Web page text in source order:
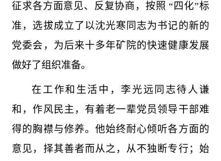
征求各方面意见、反复协商，按照 “四化”标
准，选拔成立了以沈光寒同志为书记的新的
党委会，为后来十多年矿院的快速健康发展
做好了组织准备。
在工作和生活中，李光远同志待人谦
和，作风民主，有着老一辈党员领导干部难
得的胸襟与修养。他始终耐心倾听各方面的
意见，择其善者而从之，从不独断专行；始